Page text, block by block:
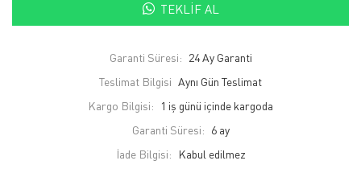
TEKLIF AL
Garanti Süresi: 24 Ay Garanti
Teslimat Bilgisi Aynı Gün Teslimat
Kargo Bilgisi:
1 iş günü içinde kargoda
Garanti Süresi: 6 ay
İade Bilgisi: